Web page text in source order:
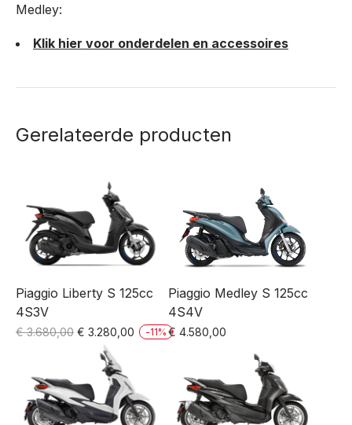
Medley:
Klik hier voor onderdelen en accessoires
Gerelateerde producten
Piaggio Liberty S 125cc
4S3V
€3.680,00 Oorspronkelijke
€ 3.680,00.
€ 3.280,00 Huidige
€ 3.280,00.
-11%
Piaggio Medley S 125cc
4S4V
€ 4.580,00